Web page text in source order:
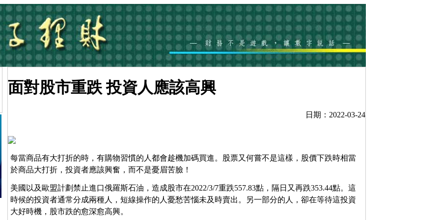
面對股市重跌 投資人應該高興
日期：2022-03-24
每當商品有大打折的時，有購物習慣的人都會趁機加碼買進。股票又何嘗不是這樣，股價下跌時相當
於商品大打折，投資者應該興奮，而不是憂眉苦臉！
美國以及歐盟計劃禁止進口俄羅斯石油，造成股市在2022/3/7重跌557.83點，隔日又再跌353.44點。這
時候的投資者通常分成兩種人，短線操作的人憂愁苦惱未及時賣出。另一部分的人，卻在等待這投資
大好時機，股市跌的愈深愈高興。